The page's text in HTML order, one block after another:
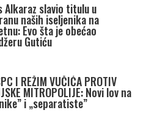
Alkaraz slavio titulu u
naših iseljenika na
Evo šta je obećao
Gutiću
I REŽIM VUČIĆA PROTIV
MITROPOLIJE: Novi lov na
i „separatiste”